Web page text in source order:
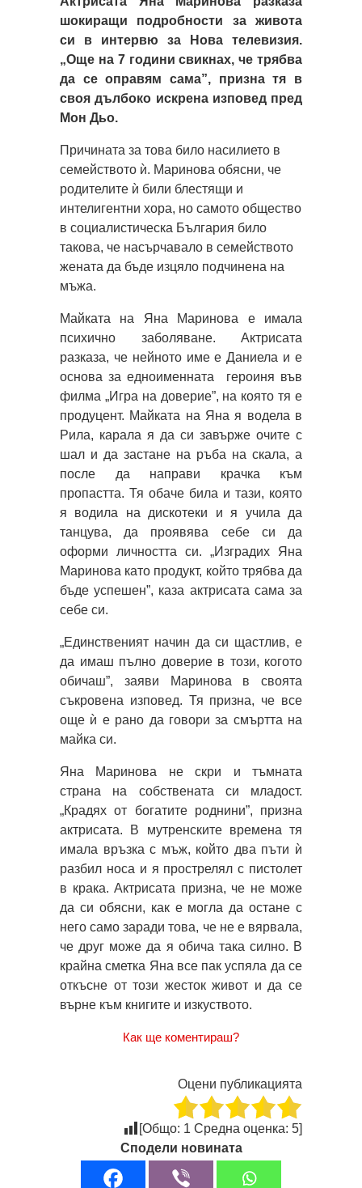
шокиращи подробности за живота
си в интервю за Нова телевизия.
„Още на 7 години свикнах, че трябва
да се оправям сама”, призна тя в
своя дълбоко искрена изповед пред
Мон Дьо.
Причината за това било насилието в
семейството ѝ. Маринова обясни, че
родителите ѝ били блестящи и
интелигентни хора, но самото общество
в социалистическа България било
такова, че насърчавало в семейството
жената да бъде изцяло подчинена на
мъжа.
Майката на Яна Маринова е имала
психично заболяване. Актрисата
разказа, че нейното име е Даниела и е
основа за едноименната героиня във
филма „Игра на доверие”, на която тя е
продуцент. Майката на Яна я водела в
Рила, карала я да си завърже очите с
шал и да застане на ръба на скала, а
после да направи крачка към
пропастта. Тя обаче била и тази, която
я водила на дискотеки и я учила да
танцува, да проявява себе си да
оформи личността си. „Изградих Яна
Маринова като продукт, който трябва да
бъде успешен”, каза актрисата сама за
себе си.
„Единственият начин да си щастлив, е
да имаш пълно доверие в този, когото
обичаш”, заяви Маринова в своята
съкровена изповед. Тя призна, че все
още ѝ е рано да говори за смъртта на
майка си.
Яна Маринова не скри и тъмната
страна на собствената си младост.
„Крадях от богатите роднини”, призна
актрисата. В мутренските времена тя
имала връзка с мъж, който два пъти ѝ
разбил носа и я прострелял с пистолет
в крака. Актрисата призна, че не може
да си обясни, как е могла да остане с
него само заради това, че не е вярвала,
че друг може да я обича така силно. В
крайна сметка Яна все пак успяла да се
откъсне от този жесток живот и да се
върне към книгите и изкуството.
Как ще коментираш?
Оцени публикацията
[Общо: 1 Средна оценка: 5]
Сподели новината